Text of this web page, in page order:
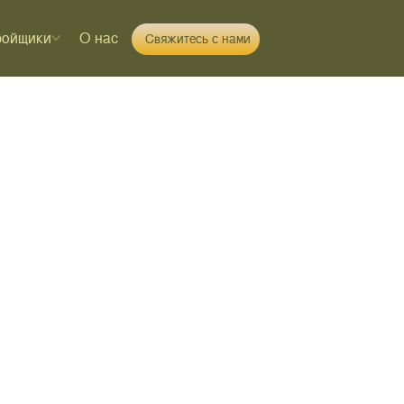
О нас Свяжитесь с нами